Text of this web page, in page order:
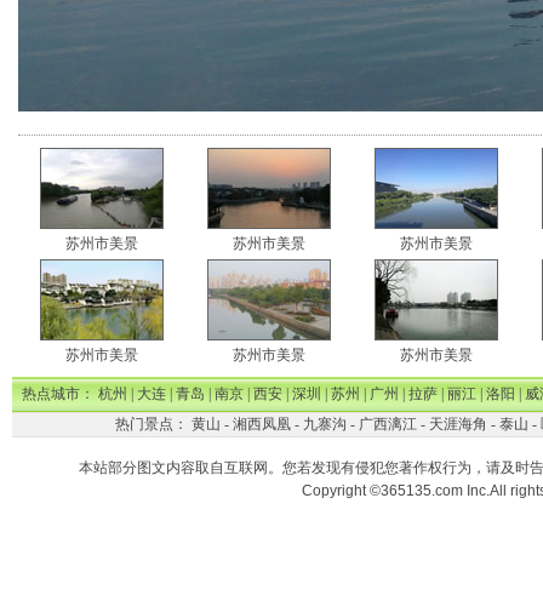
苏州市美景 苏州市美景 苏州市美景
苏州市美景 苏州市美景 苏州市美景
热点城市：杭州|大连|青岛|南京|西安|深圳|苏州|广州|拉萨|丽江|洛阳|威
热门景点： 黄山 - 湘西凤凰- 九寨沟 - 广西漓江- 天涯海角 - 泰山 -
本站部分图文内容取自互联网。您若发现有侵犯您著作权行为，请及时
Copyright ©365135.com Inc.All